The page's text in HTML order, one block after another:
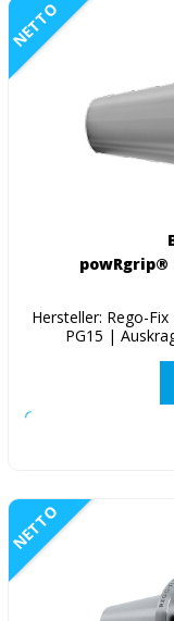
NETTO
powRgrip®
Hersteller: Rego-
PG15 |
NETTO